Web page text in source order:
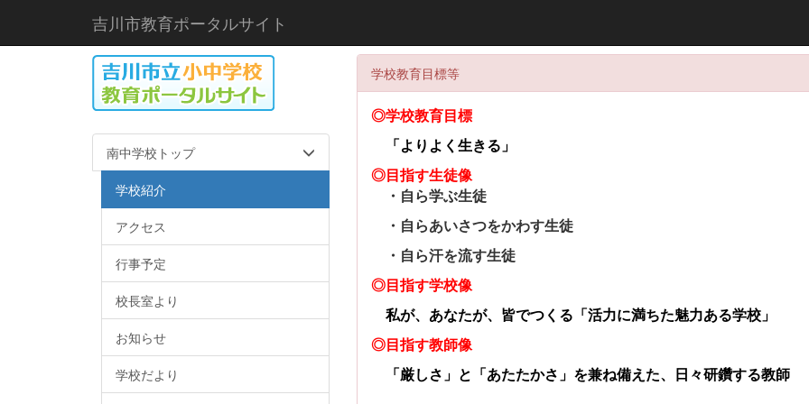
吉川市教育ポータルサイト
学校教育目標等
◎学校教育目標
「よりよく生きる」
◎目指す生徒像
・自ら学ぶ生徒
・自らあいさつをかわす生徒
・自ら汗を流す生徒
◎目指す学校像
私が、あなたが、皆でつくる「活力に満ちた魅力ある学校」
◎目指す教師像
「厳しさ」と「あたたかさ」を兼ね備えた、日々研鑽する教師
南中学校トップ
学校紹介
アクセス
行事予定
校長室より
お知らせ
学校だより